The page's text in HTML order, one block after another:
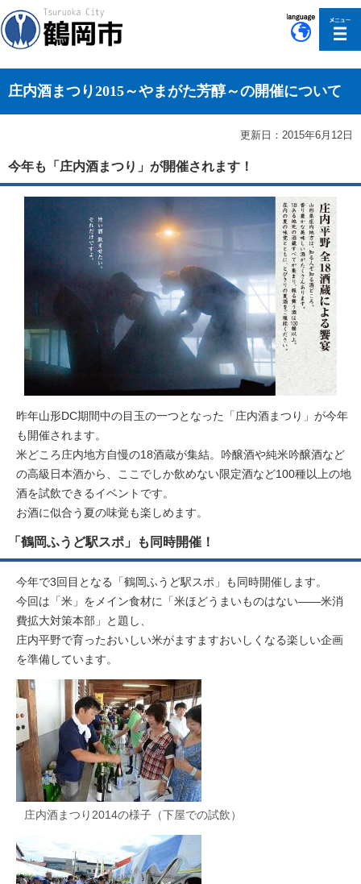
庄内酒まつり2015～やまがた芳醇～の開催について
更新日：2015年6月12日
今年も「庄内酒まつり」が開催されます！
昨年山形DC期間中の目玉の一つとなった「庄内酒まつり」が今年
も開催されます。
米どころ庄内地方自慢の18酒蔵が集結。吟醸酒や純米吟醸酒など
の高級日本酒から、ここでしか飲めない限定酒など100種以上の地
酒を試飲できるイベントです。
お酒に似合う夏の味覚も楽しめます。
「鶴岡ふうど駅スポ」も同時開催！
今年で3回目となる「鶴岡ふうど駅スポ」も同時開催します。
今回は「米」をメイン食材に「米ほどうまいものはない――米消
費拡大対策本部」と題し、
庄内平野で育ったおいしい米がますますおいしくなる楽しい企画
を準備しています。
庄内酒まつり2014の様子（下屋での試飲）